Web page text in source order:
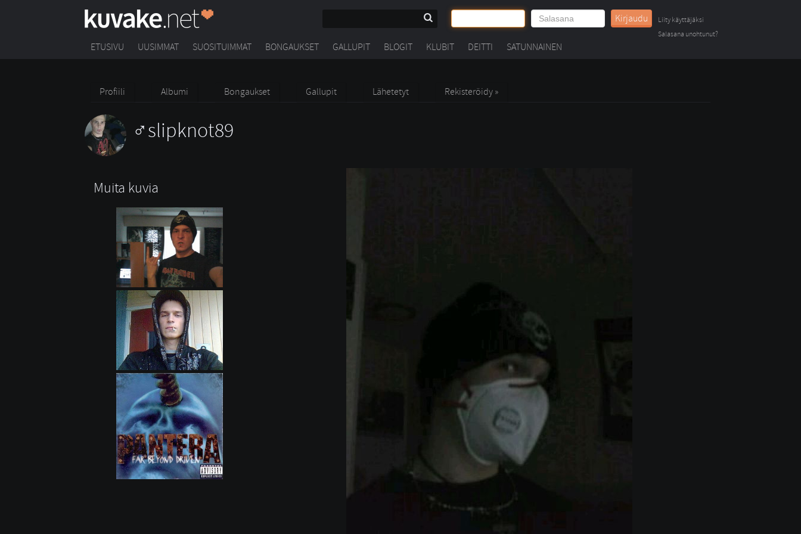
Kirjaudu
Liity käyttäjäksi
Salasana unohtunut?
ETUSIVU UUSIMMAT SUOSITUIMMAT BONGAUKSET GALLUPIT BLOGIT KLUBIT DEITTI SATUNNAINEN
Profiili Albumi Bongaukset Gallupit Lähetetyt Rekisteröidy »
slipknot89
Muita kuvia